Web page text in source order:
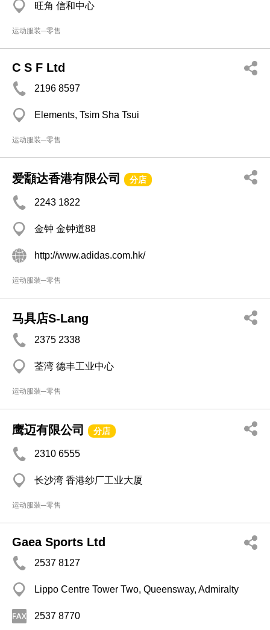
旺角 信和中心
运动服装─零售
C S F Ltd
2196 8597
Elements, Tsim Sha Tsui
运动服装─零售
爱顬达香港有限公司 分店
2243 1822
金钟 金钟道88
http://www.adidas.com.hk/
运动服装─零售
马具店S-Lang
2375 2338
荃湾 德丰工业中心
运动服装─零售
鹰迈有限公司 分店
2310 6555
长沙湾 香港纱厂工业大厦
运动服装─零售
Gaea Sports Ltd
2537 8127
Lippo Centre Tower Two, Queensway, Admiralty
2537 8770